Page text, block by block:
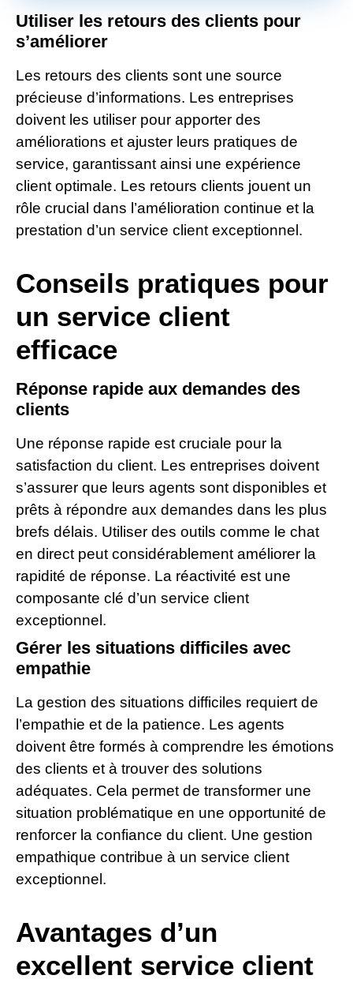
Utiliser les retours des clients pour
s’améliorer
Les retours des clients sont une source
précieuse d’informations. Les entreprises
doivent les utiliser pour apporter des
améliorations et ajuster leurs pratiques de
service, garantissant ainsi une expérience
client optimale. Les retours clients jouent un
rôle crucial dans l’amélioration continue et la
prestation d’un service client exceptionnel.
Conseils pratiques pour
un service client
efficace
Réponse rapide aux demandes des
clients
Une réponse rapide est cruciale pour la
satisfaction du client. Les entreprises doivent
s’assurer que leurs agents sont disponibles et
prêts à répondre aux demandes dans les plus
brefs délais. Utiliser des outils comme le chat
en direct peut considérablement améliorer la
rapidité de réponse. La réactivité est une
composante clé d’un service client
exceptionnel.
Gérer les situations difficiles avec
empathie
La gestion des situations difficiles requiert de
l’empathie et de la patience. Les agents
doivent être formés à comprendre les émotions
des clients et à trouver des solutions
adéquates. Cela permet de transformer une
situation problématique en une opportunité de
renforcer la confiance du client. Une gestion
empathique contribue à un service client
exceptionnel.
Avantages d’un
excellent service client